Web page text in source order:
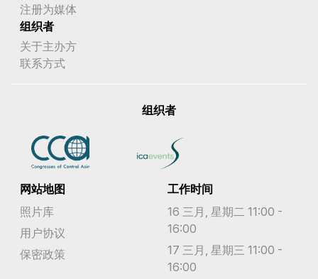
注册为媒体
组织者
关于主办方
联系方式
组织者
网站地图
照片库
用户协议
保密政策
工作时间
16 三月, 星期二 11:00 -
16:00
17 三月, 星期三 11:00 -
16:00